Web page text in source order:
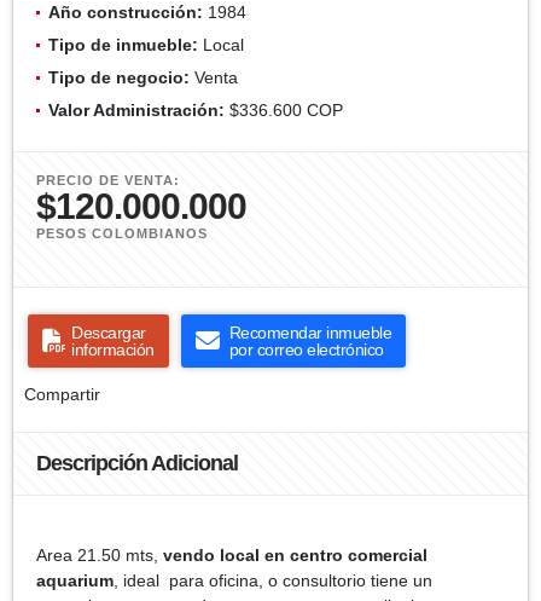
Año construcción: 1984
Tipo de inmueble: Local
Tipo de negocio: Venta
Valor Administración: $336.600 COP
PRECIO DE VENTA:
$120.000.000
PESOS COLOMBIANOS
Descargar
información
Recomendar inmueble
por correo electrónico
Compartir
Descripción Adicional
Area 21.50 mts, vendo local en centro comercial
aquarium , ideal para oficina, o consultorio tiene un